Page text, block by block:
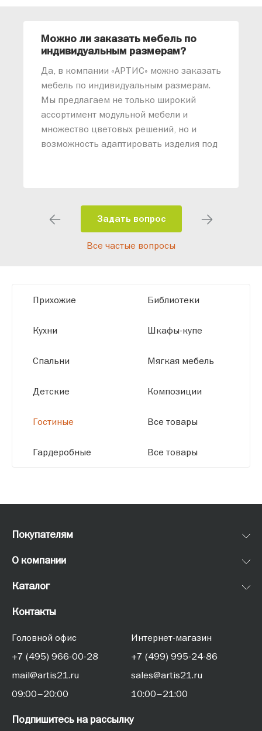
Можно ли заказать мебель по
индивидуальным размерам?
Да, в компании «АРТИС» можно заказать
мебель по индивидуальным размерам.
Мы предлагаем не только широкий
ассортимент модульной мебели и
множество цветовых решений, но и
возможность адаптировать изделия под
помещения и личные пожелания.
Благодаря современному
высокотехнологичному оборудованию
размерам.
Задать вопрос
Все частые вопросы
Прихожие
Кухни
Спальни
Детские
Гостиные
Гардеробные
Библиотеки
Шкафы-купе
Мягкая мебель
Композиции
Все товары
Все товары
Покупателям
О компании
Каталог
Контакты
Головной офис
+7 (495) 966-00-28
mail@artis21.ru
09:00–20:00
Интернет-магазин
+7 (499) 995-24-86
sales@artis21.ru
10:00–21:00
Подпишитесь на рассылку